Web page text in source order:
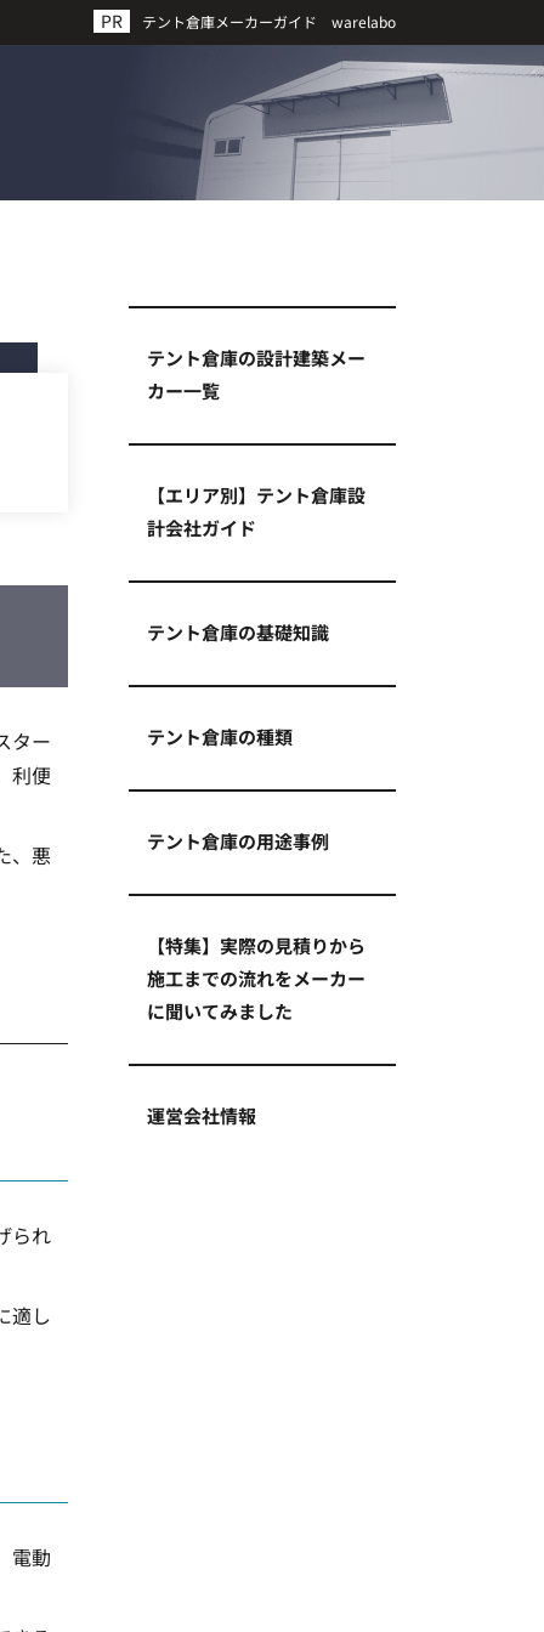
テント倉庫メーカーガイド warelabo
ター
利便
、悪
られ
適し
電動
テント倉庫の設計建築メー
カー一覧
【エリア別】テント倉庫設
計会社ガイド
テント倉庫の基礎知識
テント倉庫の種類
テント倉庫の用途事例
【特集】実際の見積りから
施工までの流れをメーカー
に聞いてみました
運営会社情報